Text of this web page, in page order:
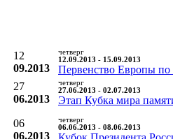
12
09.2013
четверг
12.09.2013 - 15.09.2013
Первенство Европы
27
06.2013
четверг
27.06.2013 - 02.07.2013
Этап Кубка мира
06
06.2013
четверг
06.06.2013 - 08.06.2013